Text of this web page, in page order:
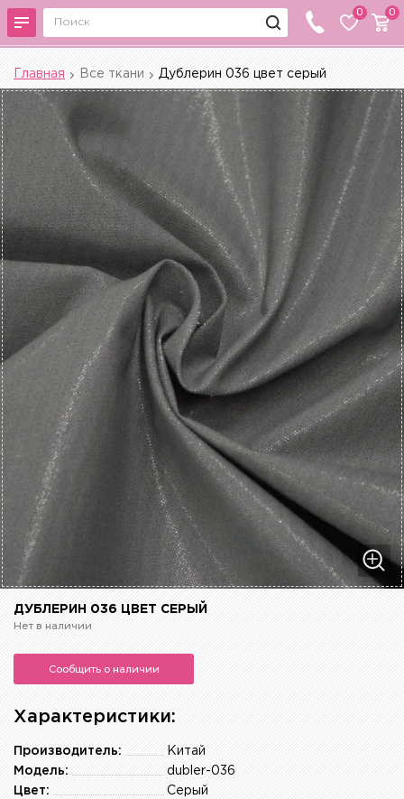
0 0
Главная Все ткани Дублерин 036 цвет серый
ДУБЛЕРИН 036 ЦВЕТ СЕРЫЙ
Нет в наличии
Сообщить о наличии
Характеристики:
Китай
Производитель:
dubler-036
Модель:
Серый
Цвет: